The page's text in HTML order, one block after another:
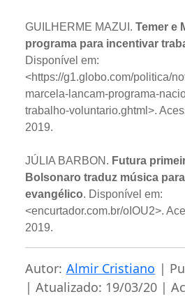
GUILHERME MAZUI. Temer e
programa para incentivar
Disponível em:
<https://g1.globo.com/politica/
marcela-lancam-programa-
trabalho-voluntario.ghtml>.
2019.
JÚLIA BARBON. Futura
Bolsonaro traduz música
evangélico. Disponível em:
<encurtador.com.br/oIOU2>.
2019.
Autor: Almir Cristiano |
| Atualizado: 19/03/20 |